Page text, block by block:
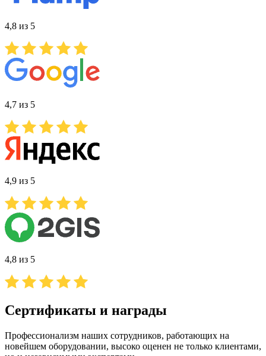
4,8 из 5
4,7 из 5
4,9 из 5
4,8 из 5
Сертификаты и награды
Профессионализм наших сотрудников, работающих на
новейшем оборудовании, высоко оценен не только клиентами,